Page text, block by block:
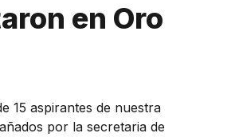
en Oro
15 aspirantes de nuestra
por la secretaria de